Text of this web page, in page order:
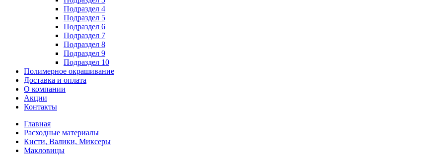
Подраздел 4
Подраздел 5
Подраздел 6
Подраздел 7
Подраздел 8
Подраздел 9
Подраздел 10
Полимерное окрашивание
Доставка и оплата
О компании
Акции
Контакты
Главная
Расходные материалы
Кисти, Валики, Миксеры
Макловицы